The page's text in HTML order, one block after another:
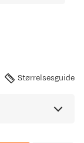
Størrelsesguide